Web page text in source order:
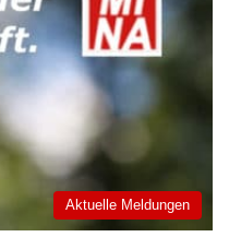
Aktuelle Meldungen